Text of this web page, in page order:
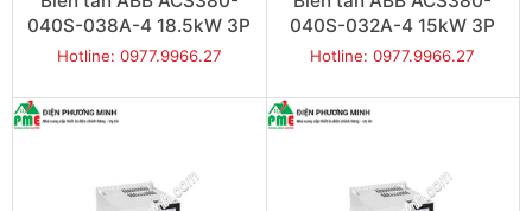
040S-038A-4 18.5kW 3P
Hotline: 0977.9966.27
040S-032A-4 15kW 3P
Hotline: 0977.9966.27